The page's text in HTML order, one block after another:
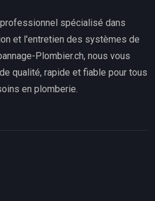
spécialisé dans
et l'entretien des systèmes de
Plombier.ch, nous vous
qualité, rapide et fiable pour tous
en plomberie.